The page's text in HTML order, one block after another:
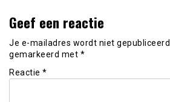
Geef een reactie
Je e-mailadres wordt niet gepubliceerd.
gemarkeerd met *
Reactie *